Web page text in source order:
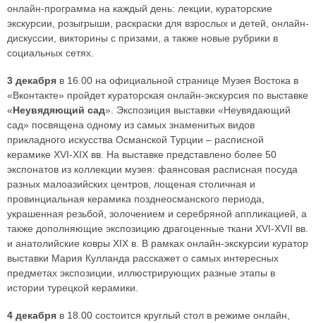
онлайн-программа на каждый день: лекции, кураторские
экскурсии, розыгрыши, раскраски для взрослых и детей, онлайн-
дискуссии, викторины с призами, а также новые рубрики в
социальных сетях.
3 декабря в 16.00 на официальной странице Музея Востока в
«Вконтакте» пройдет кураторская онлайн-экскурсия по выставке
«Неувядяющий сад». Экспозиция выставки «Неувядающий
сад» посвящена одному из самых знаменитых видов
прикладного искусства Османской Турции – расписной
керамике XVI-XIX вв. На выставке представлено более 50
экспонатов из коллекции музея: фаянсовая расписная посуда
разных малоазийских центров, лощеная столичная и
провинциальная керамика позднеосманского периода,
украшенная резьбой, золочением и серебряной аппликацией, а
также дополняющие экспозицию драгоценные ткани XVI-XVII вв.
и анатолийские ковры XIX в. В рамках онлайн-экскурсии куратор
выставки Мария Кулланда расскажет о самых интересных
предметах экспозиции, иллюстрирующих разные этапы в
истории турецкой керамики.
4 декабря в 18.00 состоится круглый стол в режиме онлайн,